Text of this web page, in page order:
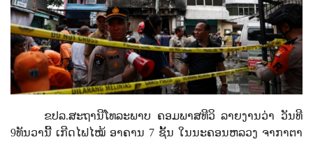
ຂປລ.ສະຖານີໂທລະພາບ ຄອມພາສທີວິ ລາຍງານວ່າ ວັນທີ
9ທັນວານີ້ ເກີດໄຟໄໝ້ ອາຄານ 7 ຊັ້ນ ໃນນະຄອນຫລວງ ຈາກາຕາ